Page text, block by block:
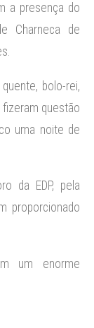
a presença do
Charneca de
bolo-rei,
questão
uma noite de
da EDP, pela
proporcionado
um enorme